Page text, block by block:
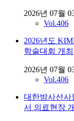
2026년 07월
Vol.406
2026년도
학술대회 개최
2026년 07월
Vol.406
대한방사선사
서 의료현장